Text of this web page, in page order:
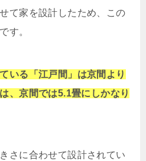
て家を設計したため、この
す。
いる「江戸間」は京間より
、京間では5.1畳にしかなり
さに合わせて設計されてい